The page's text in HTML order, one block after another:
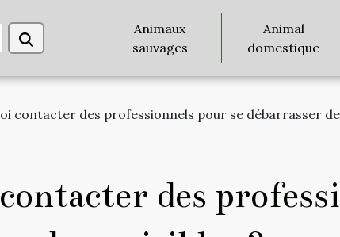
Animaux
sauvages
Animal
domestique
contacter des professionnels pour se débarrasser
des